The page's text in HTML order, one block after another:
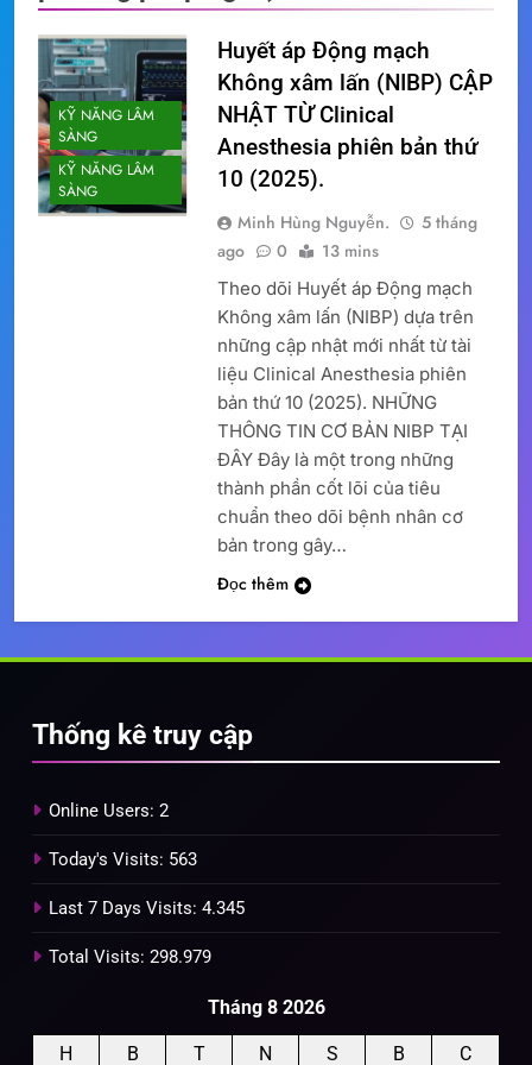
KỸ NĂNG LÂM
SÀNG
KỸ NĂNG LÂM
SÀNG
Huyết áp Động mạch
Không xâm lấn (NIBP) CẬP
NHẬT TỪ Clinical
Anesthesia phiên bản thứ
10 (2025).
Minh Hùng Nguyễn.
5 tháng
ago
0 13 mins
Theo dõi Huyết áp Động mạch
Không xâm lấn (NIBP) dựa trên
những cập nhật mới nhất từ tài
liệu Clinical Anesthesia phiên
bản thứ 10 (2025). NHỮNG
THÔNG TIN CƠ BẢN NIBP TẠI
ĐÂY Đây là một trong những
thành phần cốt lõi của tiêu
chuẩn theo dõi bệnh nhân cơ
bản trong gây…
Đọc thêm
Thống kê truy cập
Online Users: 2
Today's Visits: 563
Last 7 Days Visits: 4.345
Total Visits: 298.979
Tháng 8 2026
H B T N S B C